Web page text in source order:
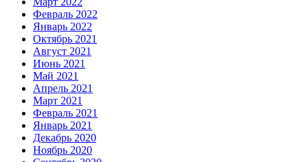
Февраль 2022
Январь 2022
Октябрь 2021
Август 2021
Июнь 2021
Май 2021
Апрель 2021
Март 2021
Февраль 2021
Январь 2021
Декабрь 2020
Ноябрь 2020